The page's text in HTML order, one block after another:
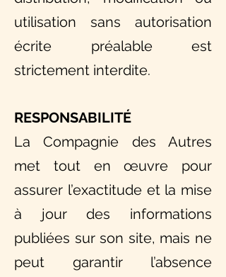
utilisation sans autorisation
écrite préalable est
strictement interdite.
RESPONSABILITÉ
La Compagnie des Autres
met tout en œuvre pour
assurer l’exactitude et la mise
à jour des informations
publiées sur son site, mais ne
peut garantir l’absence